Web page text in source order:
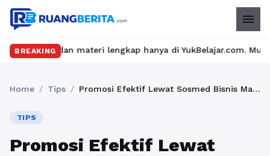
menu
BREAKING
materi lengkap hanya di YukBelajar.com. Mulai langkah
Home / Tips / Promosi Efektif Lewat Sosmed Bisnis Makanan Tradisional di Rajakomen.com
TIPS
Promosi Efektif Lewat